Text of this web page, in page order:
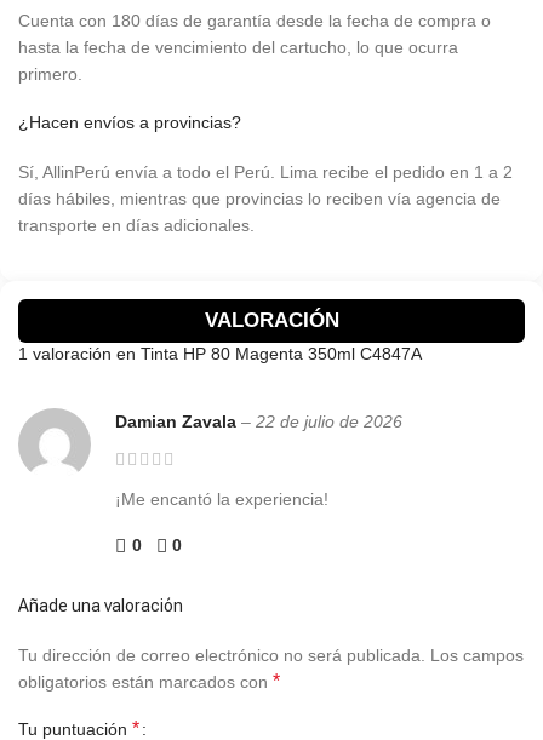
Cuenta con 180 días de garantía desde la fecha de compra o
hasta la fecha de vencimiento del cartucho, lo que ocurra
primero.
¿Hacen envíos a provincias?
Sí, AllinPerú envía a todo el Perú. Lima recibe el pedido en 1 a 2
días hábiles, mientras que provincias lo reciben vía agencia de
transporte en días adicionales.
VALORACIÓN
1 valoración en Tinta HP 80 Magenta 350ml C4847A
Damian Zavala – 22 de julio de 2026
¡Me encantó la experiencia!
0 0
Añade una valoración
Tu dirección de correo electrónico no será publicada.
Los campos
obligatorios están marcados con *
Tu puntuación *